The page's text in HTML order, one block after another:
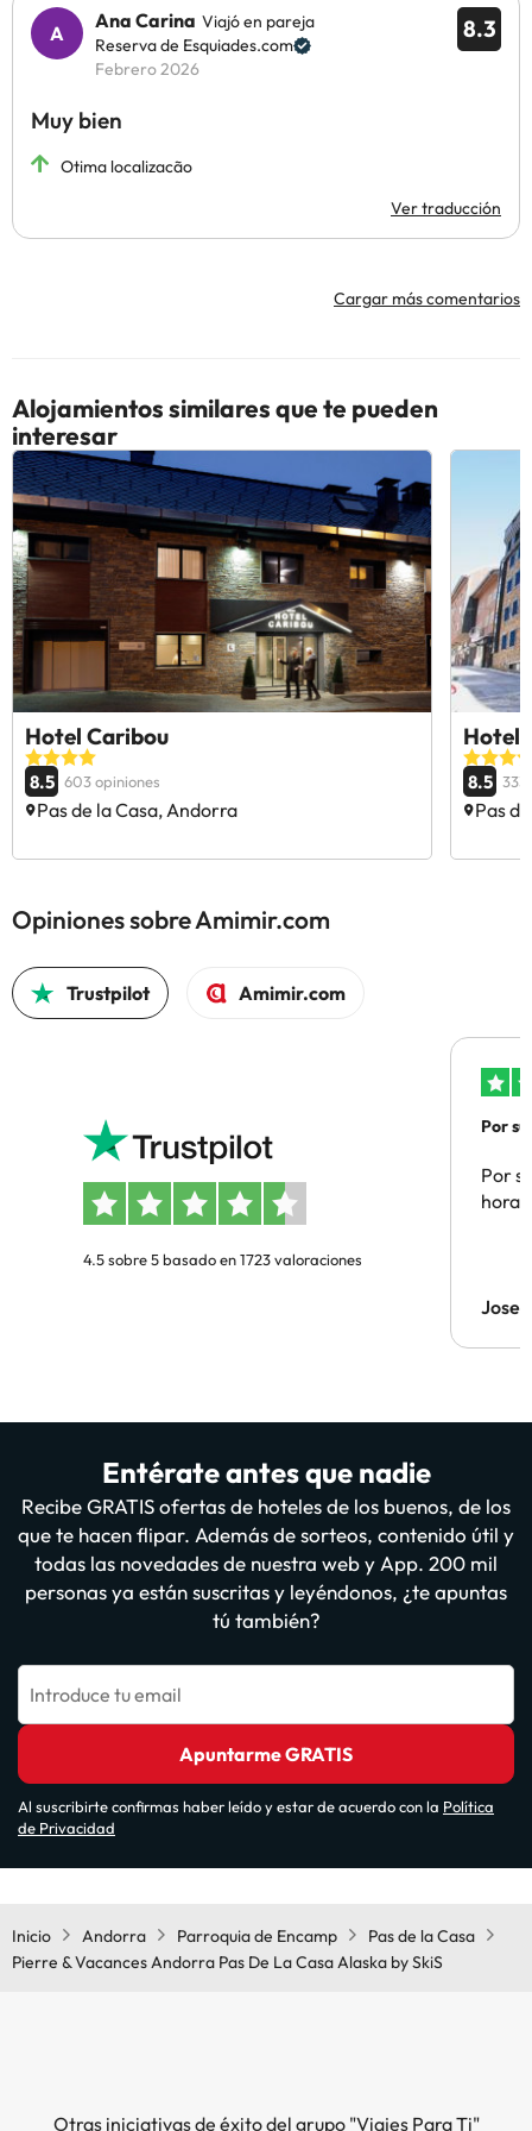
El Aparthotel dispone de punto Internet, cafetería, restaurante
italiano 'la tagliatella', chiqui park infantil. Además cuenta con 8
plazas de parking cubierto y guardaesquís.
Algunos de los servicios detallados pueden ser de pago. Puedes
información de esta ficha está sujeta a cambios por parte del
8.3
Ana Carina Viajó en pareja
Reserva de Esquiades.com
Febrero 2026
Muy bien
Otima localizacão
Ver traducción
Cargar más comentarios
Alojamientos similares que te pueden
interesar
Hotel Caribou
8.5 603 opiniones
Pas de la Casa, Andorra
Hotel
8.5 333
Pas
Opiniones sobre Amimir.com
Trustpilot Amimir.com
4.5 sobre 5 basado en 1723 valoraciones
Por
Por
hora
Jose
Entérate antes que nadie
Recibe GRATIS ofertas de hoteles de los buenos, de los
que te hacen flipar. Además de sorteos, contenido útil y
todas las novedades de nuestra web y App. 200 mil
personas ya están suscritas y leyéndonos, ¿te apuntas
tú también?
Introduce tu email
Apuntarme GRATIS
Al suscribirte confirmas haber leído y estar de acuerdo con la Política
de Privacidad
Inicio Andorra Parroquia de Encamp
Pas de la Casa
Pierre & Vacances Andorra Pas De La Casa Alaska by SkiS
Otras iniciativas de éxito del grupo "Viajes Para Ti"